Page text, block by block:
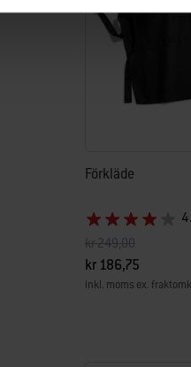
Förkläde
Pris reducerat från
kr 249,00till
kr 186,75
inkl. moms ex.